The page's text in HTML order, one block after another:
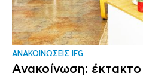
ΑΝΑΚΟΙΝΩΣΕΙΣ IFG
Ανακοίνωση: έκτακτο